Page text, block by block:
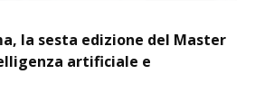
la sesta edizione del Master
artificiale e